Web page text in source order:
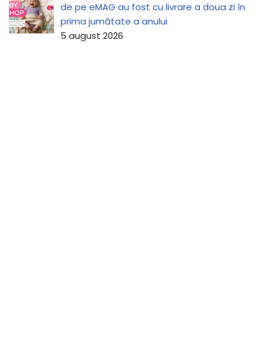
de pe eMAG au fost cu livrare a doua zi în
prima jumătate a anului
5 august 2026